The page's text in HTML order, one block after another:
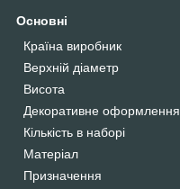
Основні
Країна виробник
Верхній діаметр
Висота
Декоративне оформлення
Кількість в наборі
Матеріал
Призначення